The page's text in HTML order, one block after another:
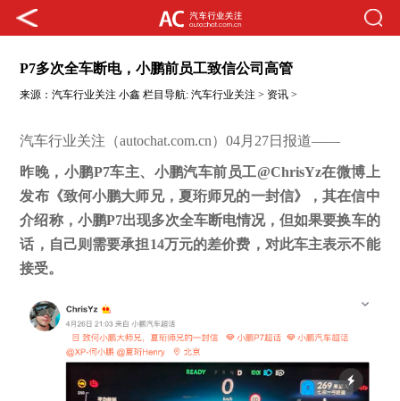
P7多次全车断电，小鹏前员工致信公司高管
来源：汽车行业关注 小鑫 栏目导航:汽车行业关注 > 资讯 >
汽车行业关注（autochat.com.cn）04月27日报道——
昨晚，小鹏P7车主、小鹏汽车前员工@ChrisYz在微博上
发布《致何小鹏大师兄，夏珩师兄的一封信》，其在信中
介绍称，小鹏P7出现多次全车断电情况，但如果要换车的
话，自己则需要承担14万元的差价费，对此车主表示不能
接受。